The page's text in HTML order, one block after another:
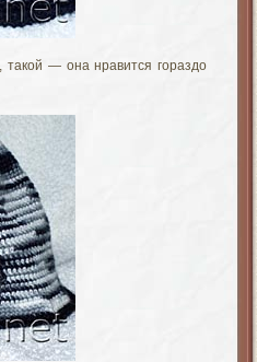
— она нравится гораздо